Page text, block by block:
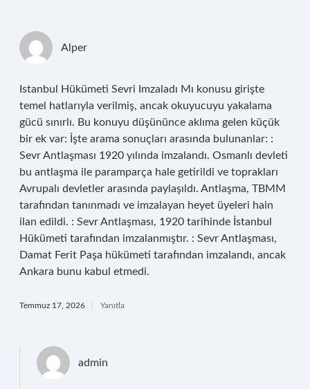
Alper
Istanbul Hükümeti Sevri Imzaladı Mı konusu girişte
temel hatlarıyla verilmiş, ancak okuyucuyu yakalama
gücü sınırlı. Bu konuyu düşününce aklıma gelen küçük
bir ek var: İşte arama sonuçları arasında bulunanlar: :
Sevr Antlaşması 1920 yılında imzalandı. Osmanlı devleti
bu antlaşma ile paramparça hale getirildi ve toprakları
Avrupalı devletler arasında paylaşıldı. Antlaşma, TBMM
tarafından tanınmadı ve imzalayan heyet üyeleri hain
ilan edildi. : Sevr Antlaşması, 1920 tarihinde İstanbul
Hükümeti tarafından imzalanmıştır. : Sevr Antlaşması,
Damat Ferit Paşa hükümeti tarafından imzalandı, ancak
Ankara bunu kabul etmedi.
Temmuz 17, 2026 Yanıtla
admin